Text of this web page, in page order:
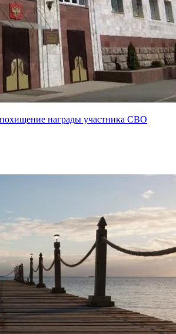
награды участника СВО